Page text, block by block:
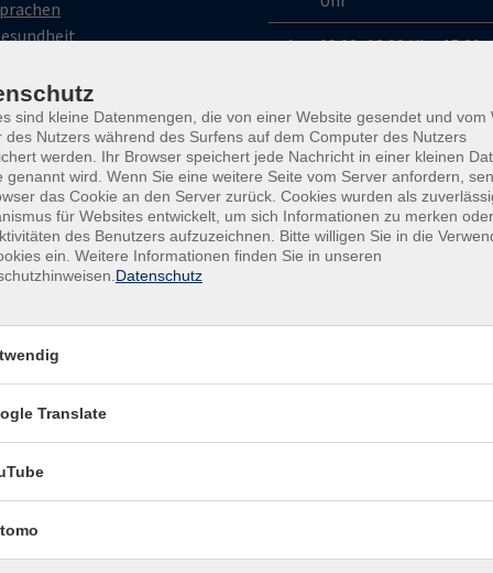
vhs
Di
08:00–13:00 Uhr,
Mi
08:00–13:00 Uhr,
Uhr
Do
08:00–13:00 Uhr,
Uhr
Fr 09:00–12:30 Uhr
sind kleine Datenmengen, die von einer Website gesendet und vom
des Nutzers während des Surfens auf dem Computer des Nutzers
werden. Ihr Browser speichert jede Nachricht in einer kleinen
genannt wird. Wenn Sie eine weitere Seite vom Server anfordern,
das Cookie an den Server zurück. Cookies wurden als
für Websites entwickelt, um sich Informationen zu merken
des Benutzers aufzuzeichnen. Bitte willigen Sie in die
ein. Weitere Informationen finden Sie in unseren
Datenschutz
Translate